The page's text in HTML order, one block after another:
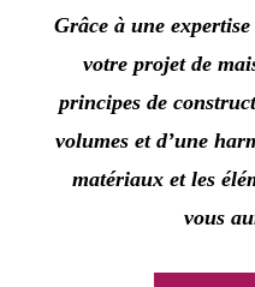
Grâce à une
votre projet de
principes de
volumes et d’une
matériaux et les
vous